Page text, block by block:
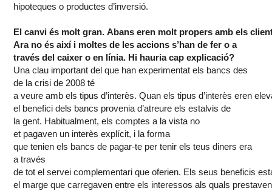
hipoteques o productes d’inversió.
Elcanvi és molt gran.Abans eren molt propers amb els
Ara noés aixíi moltes de lesaccions s’han defer o a
través delcaixer o en línia. Hi hauria cap explicació?
Unaclau important del que hanexperimentat els bancs des
de lacrisi de 2008 té
aveure amb els tipus d’interès.Quan els tipus d’interès eren
el benefici dels bancs provenia d’atreure els estalvis de
lagent. Habitualment,els comptes a la vista no
et pagaven un interès explícit, i la forma
quetenien els bancs de pagar-te pertenir els teus diners era
a través
detot elservei complementari queoferien. Els seus beneficis
el marge quecarregaven entreels interessos als quals prestaven